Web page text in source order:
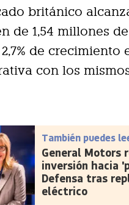
británico
de 1,54 millones
de crecimiento
con los
También puedes
General Motors
inversión hacia
Defensa tras
eléctrico